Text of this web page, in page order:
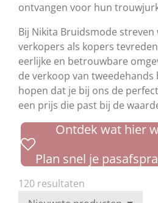
ontvangen voor hun
Bij Nikita Bruidsmode
verkopers als kopers
eerlijke en betrouwbare
de verkoop van tweedehands
hopen dat je bij ons de
een prijs die past bij de
Ontdek wat hier
Plan snel je
120 resultaten